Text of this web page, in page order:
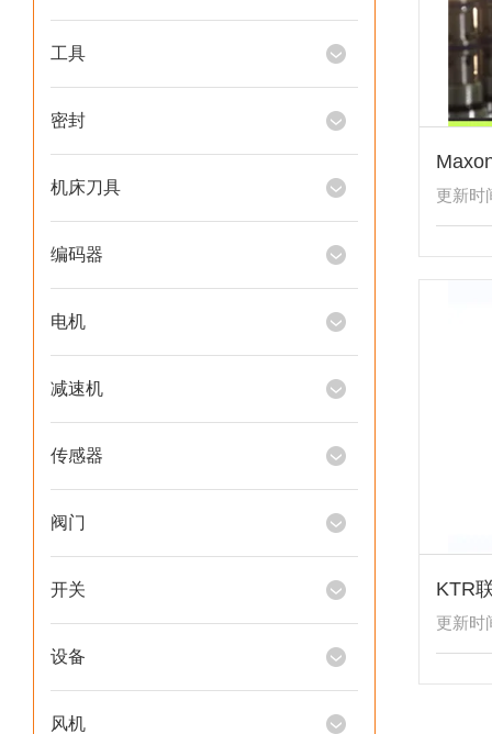
工具
密封
机床刀具
编码器
电机
减速机
传感器
阀门
开关
设备
风机
更新时
KTR
更新时